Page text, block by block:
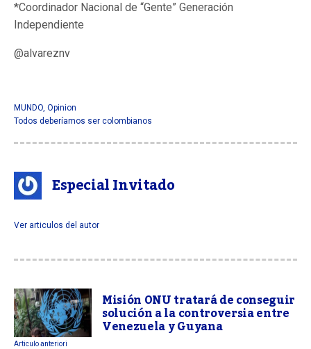
*Coordinador Nacional de “Gente” Generación
Independiente
@alvareznv
MUNDO, Opinion
Todos deberíamos ser colombianos
Especial Invitado
Ver articulos del autor
Misión ONU tratará de conseguir
solución a la controversia entre
Venezuela y Guyana
Articulo anteriori